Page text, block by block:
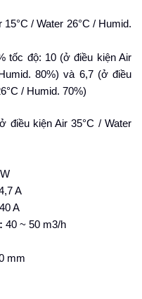
/ Water 26°C / Humid.
tốc độ: 10 (ở điều kiện Air
80%) và 6,7 (ở điều
/ Humid. 70%)
điều kiện Air 35°C / Water
A
40 A
40 ~ 50 m3/h
mm